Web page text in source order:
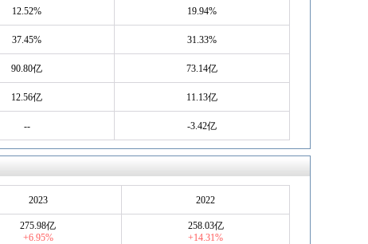
12.52% 19.94%
37.45% 31.33%
90.80亿 73.14亿
12.56亿 11.13亿
-- -3.42亿
2023 2022
275.98亿
+6.95%
258.03亿
+14.31%